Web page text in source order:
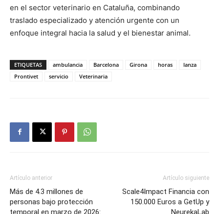
en el sector veterinario en Cataluña, combinando
traslado especializado y atención urgente con un
enfoque integral hacia la salud y el bienestar animal.
ETIQUETAS ambulancia Barcelona Girona horas
lanza
Prontivet
servicio Veterinaria
Artículo anterior
Más de 4.3 millones de
personas bajo protección
temporal en marzo de 2026:
Artículo siguiente
Scale4Impact Financia con
150.000 Euros a GetUp y
NeurekaLab